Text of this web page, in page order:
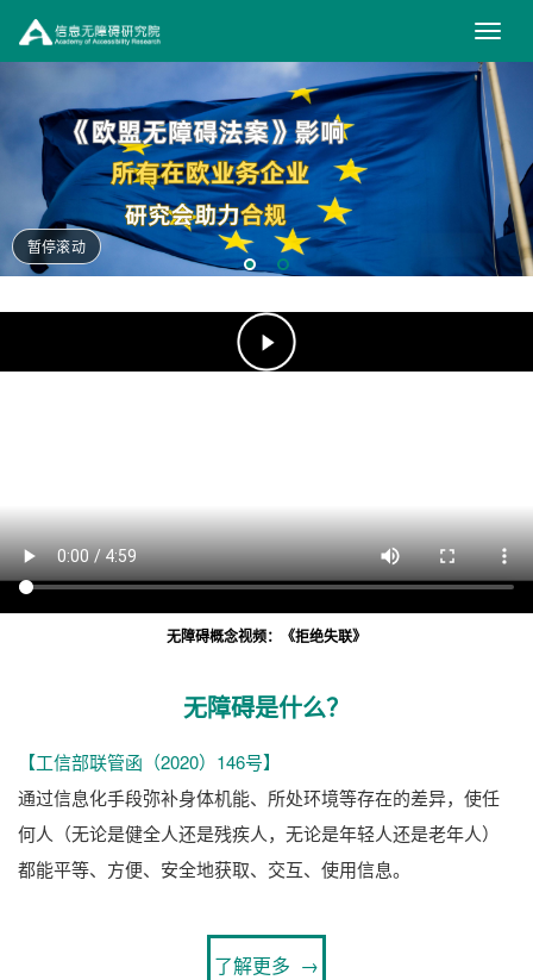
信
息
无
障
碍
研
究
新
暂停滚动
无障碍概念视频：《拒绝失联》
无障碍是什么？
【工信部联管函（2020）146号】
通过信息化手段弥补身体机能、所处环境等存在的差异，使任
何人（无论是健全人还是残疾人，无论是年轻人还是老年人）
都能平等、方便、安全地获取、交互、使用信息。
了解更多 →